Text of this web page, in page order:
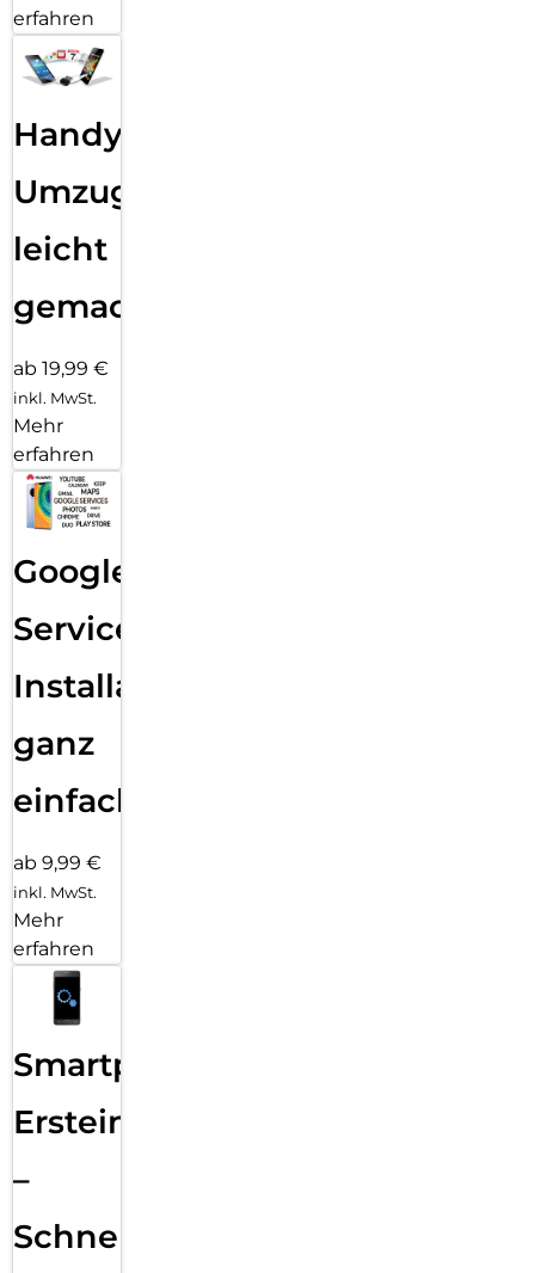
erfahren
Handy
Umzug
leicht
gemacht!
ab 19,99 €
inkl. MwSt.
Mehr
erfahren
Google
Services
Installation
ganz
einfach
ab 9,99 €
inkl. MwSt.
Mehr
erfahren
Smartphone
Ersteinrichtung
–
Schnelle